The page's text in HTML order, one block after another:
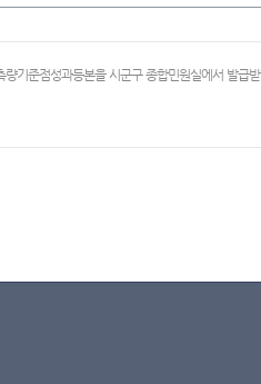
기준점성과등본을 시군구 종합민원실에서 발급받